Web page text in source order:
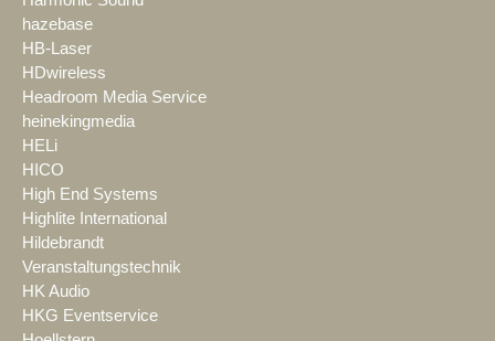
hazebase
HB-Laser
HDwireless
Headroom Media Service
heinekingmedia
HELi
HICO
High End Systems
Highlite International
Hildebrandt
Veranstaltungstechnik
HK Audio
HKG Eventservice